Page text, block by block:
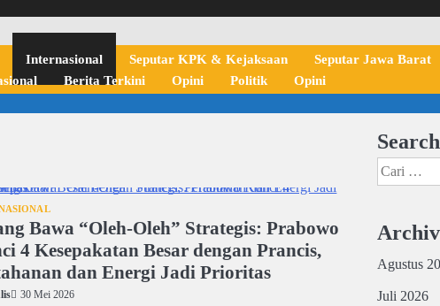
Internasional Seputar KPK & Kejaksaan Seputar Jawa Barat
Berita Terkini Opini Politik Opini
Bawa “Oleh-Oleh” Strategis: Prabowo
4 Kesepakatan Besar dengan Prancis,
dan Energi Jadi Prioritas
30 Mei 2026
Search
Cari
untuk:
Agustus
Juli 2026